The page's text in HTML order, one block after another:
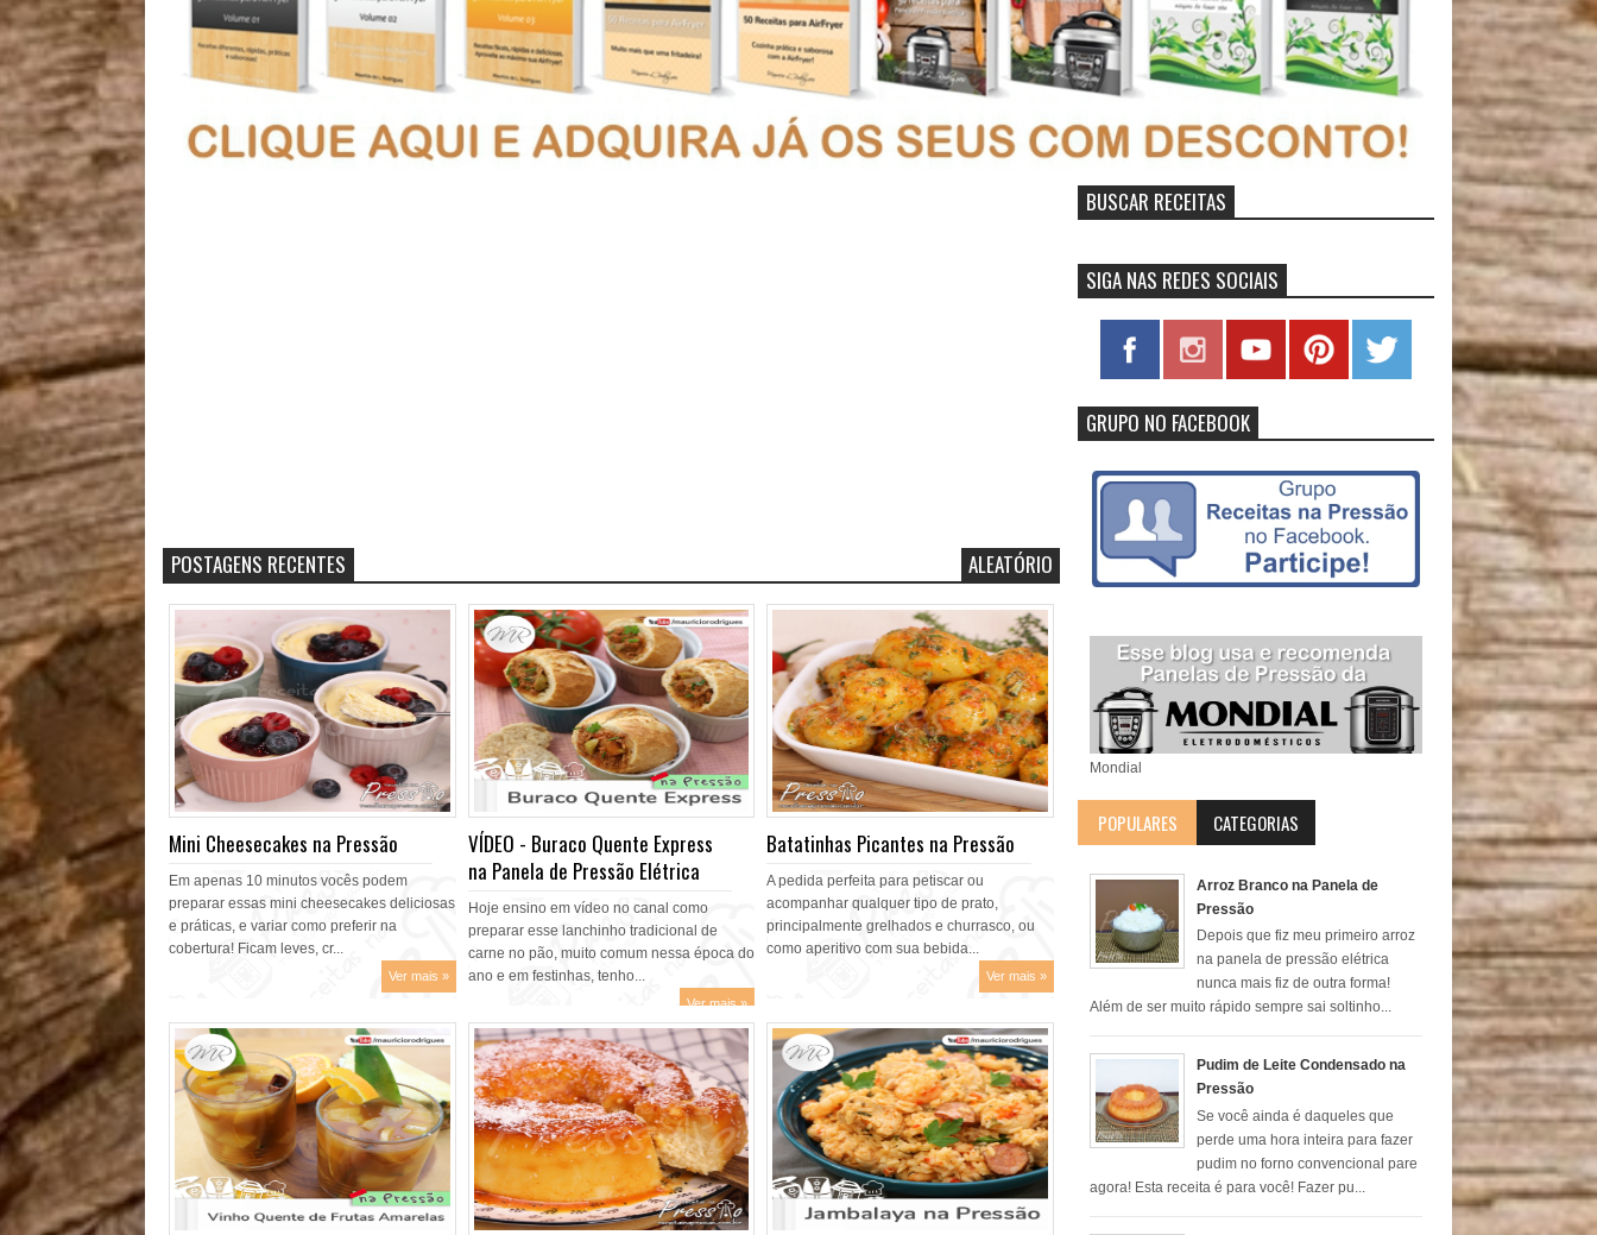
POSTAGENS RECENTES ALEATÓRIO
Mini Cheesecakes na Pressão
Em apenas 10 minutos vocês podem
preparar essas mini cheesecakes deliciosas
e práticas, e variar como preferir na
cobertura! Ficam leves, cr...
Ver mais »
VÍDEO - Buraco Quente Express
na Panela de Pressão Elétrica
Hoje ensino em vídeo no canal como
preparar esse lanchinho tradicional de
carne no pão, muito comum nessa época do
ano e em festinhas, tenho...
Ver mais »
Batatinhas Picantes na Pressão
A pedida perfeita para petiscar ou
acompanhar qualquer tipo de prato,
principalmente grelhados e churrasco, ou
como aperitivo com sua bebida...
Ver mais »
BUSCAR RECEITAS
SIGA NAS REDES SOCIAIS
GRUPO NO FACEBOOK
Mondial
POPULARES CATEGORIAS
Arroz Branco na Panela de
Pressão
Depois que fiz meu primeiro arroz
na panela de pressão elétrica
nunca mais fiz de outra forma!
Além de ser muito rápido sempre sai soltinho...
Pudim de Leite Condensado na
Pressão
Se você ainda é daqueles que
perde uma hora inteira para fazer
pudim no forno convencional pare
agora! Esta receita é para você! Fazer pu...